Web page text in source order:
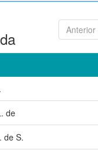
Anterior
de
de S.